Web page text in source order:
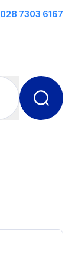
028 7303 6167